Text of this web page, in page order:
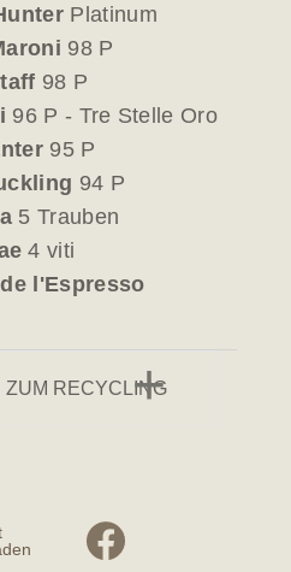
Platinum
98 P
98 P
96 P - Tre Stelle Oro
95 P
94 P
5 Trauben
4 viti
l'Espresso
ZUM RECYCLING